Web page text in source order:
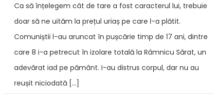
Ca să înțelegem cât de tare a fost caracterul lui, trebuie
doar să ne uităm la prețul uriaș pe care l-a plătit.
Comuniștii l-au aruncat în pușcărie timp de 17 ani, dintre
care 8 i-a petrecut în izolare totală la Râmnicu Sărat, un
adevărat iad pe pământ. I-au distrus corpul, dar nu au
reușit niciodată […]